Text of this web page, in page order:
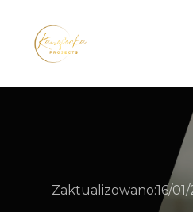
Zaktualizowano:16/